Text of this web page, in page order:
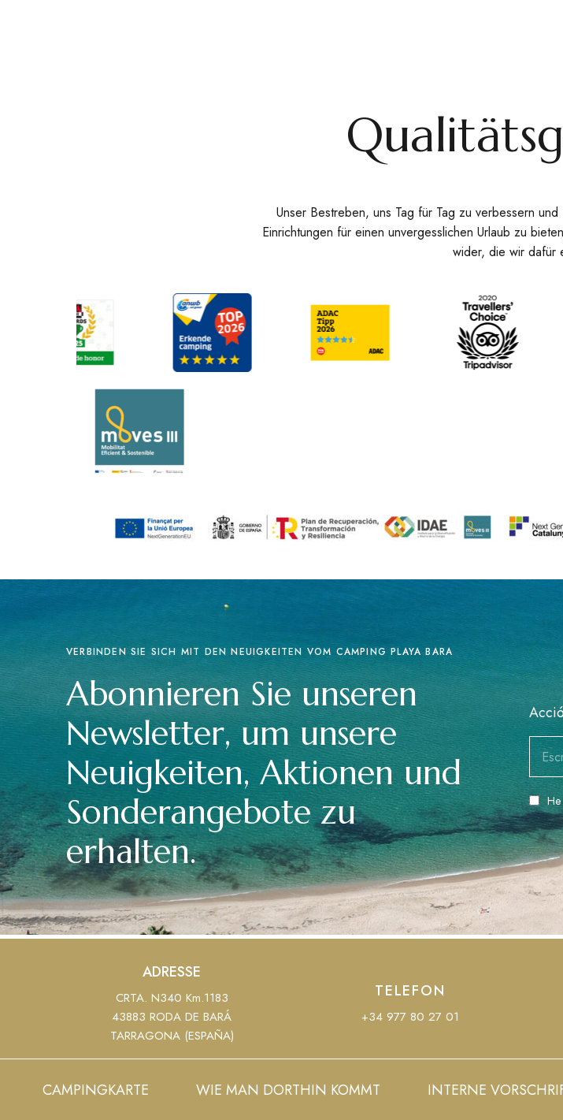
Unser Bestreben, uns Tag für Tag zu verbessern
Einrichtungen für einen unvergesslichen Urlaub zu
wider, die wir dafür
VERBINDEN SIE SICH MIT DEN NEUIGKEITEN VOM CAMPING PLAYA BARA
Abonnieren Sie unseren
Newsletter, um unsere
Neuigkeiten, Aktionen und
Sonderangebote zu
erhalten.
ADRESSE
CRTA. N340 Km.1183
43883 RODA DE BARÁ
TARRAGONA (ESPAÑA)
TELEFON
+34 977 80 27 01
CAMPINGKARTE WIE MAN DORTHIN KOMMT INTERNE